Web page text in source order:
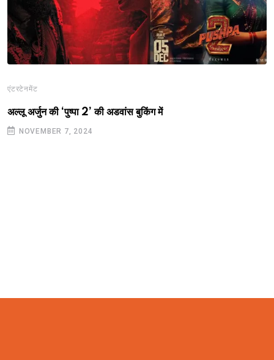
एंटरटेनमेंट
अल्लू अर्जुन की ‘पुष्पा 2’ की अडवांस बुकिंग में
NOVEMBER 7, 2024